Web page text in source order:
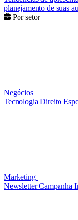
planejamento de suas
Por setor
Negócios
Tecnologia Direito
Marketing
Newsletter Campanha